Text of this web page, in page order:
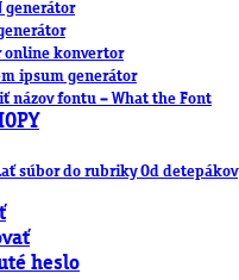
generátor
online konvertor
ipsum generátor
názov fontu – What the Font
súbor do rubriky Od detepákov
heslo